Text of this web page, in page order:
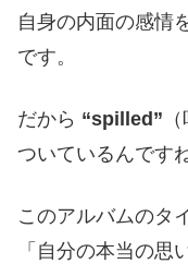
自身の内面の感情
です。
だから “spilled”
ついているんですね
このアルバムのタ
「自分の本当の思